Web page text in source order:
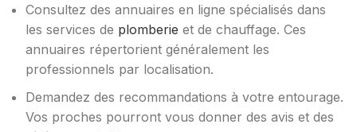
Consultez des annuaires en ligne spécialisés dans
les services de plomberie et de chauffage. Ces
annuaires répertorient généralement les
professionnels par localisation.
Demandez des recommandations à votre entourage.
Vos proches pourront vous donner des avis et des